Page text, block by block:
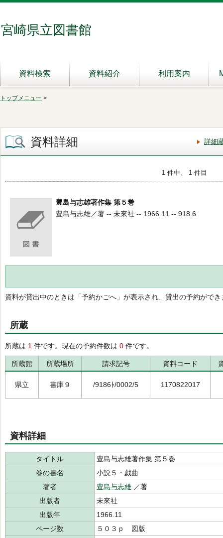
宮崎県立図書館
資料検索 資料紹介 利用案内
トップメニュー >
資料詳細 詳細
1 件中、 1 件目
豊島与志雄著作集 第５巻
豊島与志雄／著 -- 未來社 -- 1966.11 -- 918.6
資料が貸出中のときは「予約かごへ」が表示され、貸出の予約ができ
所蔵
所蔵は 1 件です。現在の予約件数は 0 件です。
所蔵館 所蔵場所 請求記号 資料コード
県立 書庫９ /9186ﾄ/0002/5 1170822017
資料詳細
タイトル
豊島与志雄著作集 第５巻
巻の書名
小説５・戯曲
著者
豊島与志雄 ／著
出版者
未來社
出版年
1966.11
ページ数
５０３ｐ 図版